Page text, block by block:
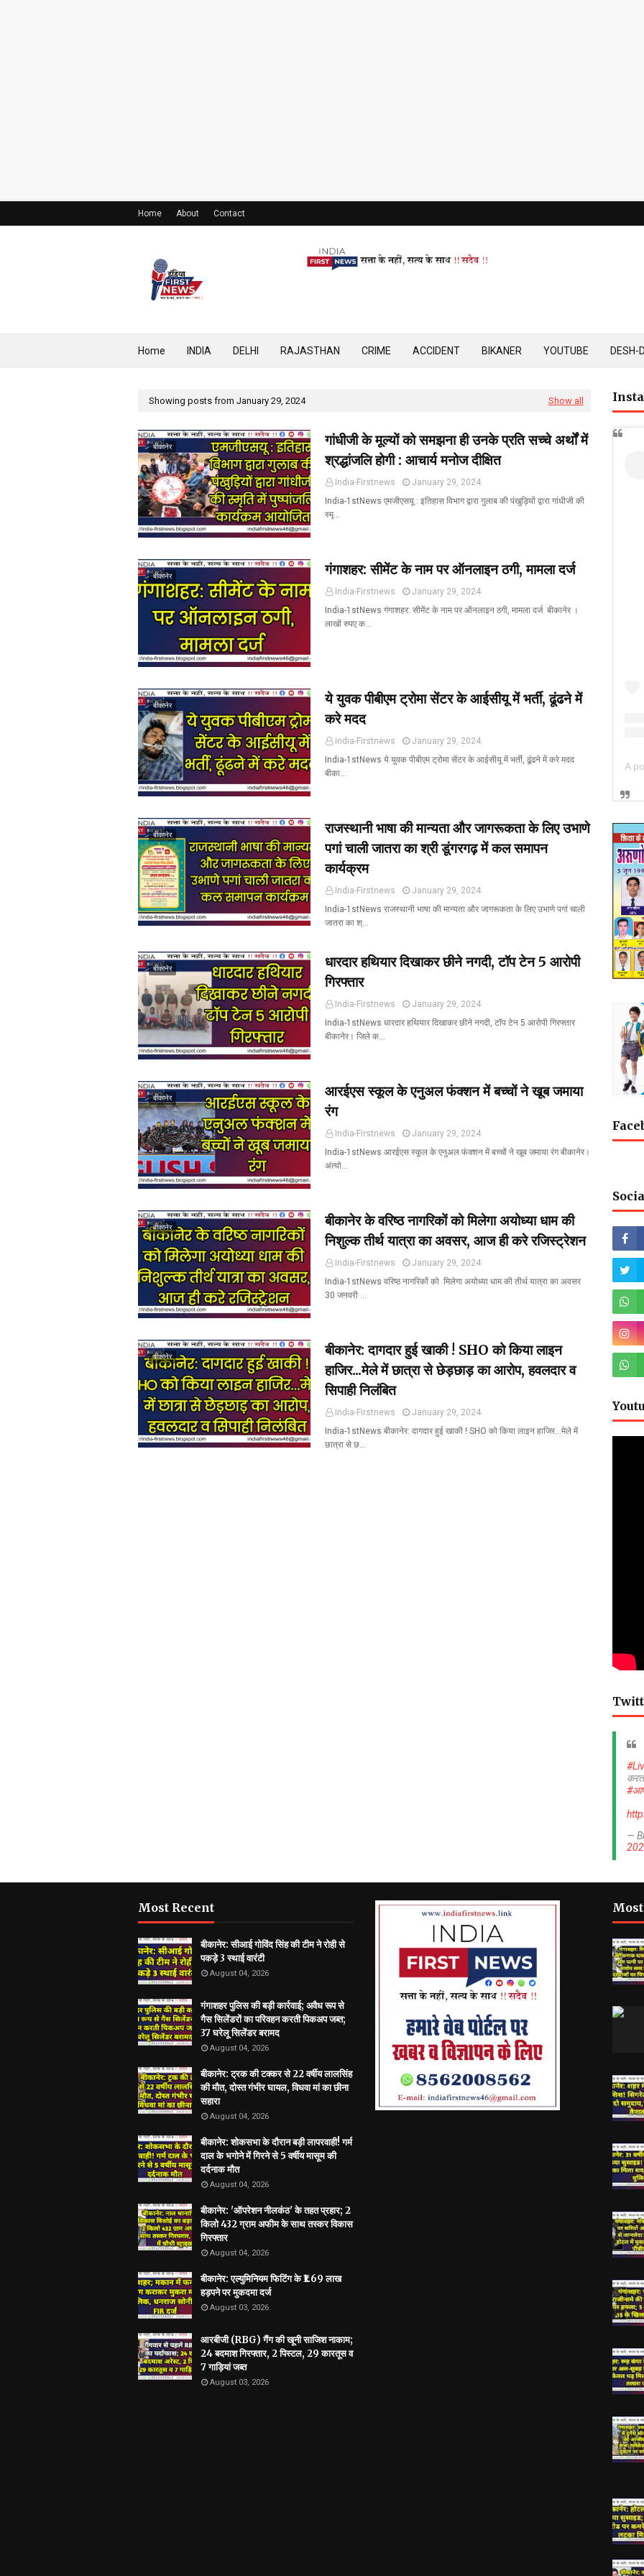
Home About Contact
Home INDIA DELHI RAJASTHAN CRIME ACCIDENT BIKANER YOUTUBE DESH-
Showing posts from January 29, 2024 Show all
बीकानेर
गांधीजी के मूल्यों को समझना ही उनके प्रति सच्चे अर्थों में
श्रद्धांजलि होगी : आचार्य मनोज दीक्षित
India-Firstnews
January 29, 2024
India-1stNews एमजीएसयू : इतिहास विभाग द्वारा गुलाब की पंखुड़ियों द्वारा गांधीजी की
स्मृ…
बीकानेर गंगाशहर: सीमेंट के नाम पर ऑनलाइन ठगी, मामला दर्ज
India-Firstnews
January 29, 2024
India-1stNews गंगाशहर: सीमेंट के नाम पर ऑनलाइन ठगी, मामला दर्ज बीकानेर ।
लाखों रुपए क…
बीकानेर
ये युवक पीबीएम ट्रोमा सेंटर के आईसीयू में भर्ती, ढूंढने में
करे मदद
India-Firstnews
January 29, 2024
India-1stNews ये युवक पीबीएम ट्रोमा सेंटर के आईसीयू में भर्ती, ढूंढने में करे मदद
बीका…
बीकानेर
राजस्थानी भाषा की मान्यता और जागरूकता के लिए उभाणे
पगां चाली जातरा का श्री डूंगरगढ़ में कल समापन
कार्यक्रम
India-Firstnews
January 29, 2024
India-1stNews राजस्थानी भाषा की मान्यता और जागरूकता के लिए उभाणे पगां चाली
जातरा का श्…
बीकानेर
धारदार हथियार दिखाकर छीने नगदी, टॉप टेन 5 आरोपी
गिरफ्तार
India-Firstnews
January 29, 2024
India-1stNews धारदार हथियार दिखाकर छीने नगदी, टॉप टेन 5 आरोपी गिरफ्तार
बीकानेर। जिले क…
बीकानेर
आरईएस स्कूल के एनुअल फंक्शन में बच्चों ने खूब जमाया
रंग
India-Firstnews
January 29, 2024
India-1stNews आरईएस स्कूल के एनुअल फंक्शन में बच्चों ने खूब जमाया रंग बीकानेर।
अंत्यो…
बीकानेर
बीकानेर के वरिष्ठ नागरिकों को मिलेगा अयोध्या धाम की
निशुल्क तीर्थ यात्रा का अवसर, आज ही करे रजिस्ट्रेशन
India-Firstnews
January 29, 2024
India-1stNews वरिष्ठ नागरिकों को मिलेगा अयोध्या धाम की तीर्थ यात्रा का अवसर
30 जनवरी …
बीकानेर
बीकानेर: दागदार हुई खाकी ! SHO को किया लाइन
हाजिर...मेले में छात्रा से छेड़छाड़ का आरोप, हवलदार व
सिपाही निलंबित
India-Firstnews
January 29, 2024
India-1stNews बीकानेर: दागदार हुई खाकी ! SHO को किया लाइन हाजिर...मेले में
छात्रा से छ…
—
Most Recent
बीकानेर: सीआई गोविंद सिंह की टीम ने रोही से
पकड़े 3 स्थाई वारंटी
August 04, 2026
गंगाशहर पुलिस की बड़ी कार्रवाई; अवैध रूप से
गैस सिलेंडरों का परिवहन करती पिकअप जब्त;
37 घरेलू सिलेंडर बरामद
August 04, 2026
बीकानेर: ट्रक की टक्कर से 22 वर्षीय लालसिंह
की मौत, दोस्त गंभीर घायल, विधवा मां का छीना
सहारा
August 04, 2026
बीकानेर: शोकसभा के दौरान बड़ी लापरवाही! गर्म
दाल के भगोने में गिरने से 5 वर्षीय मासूम की
दर्दनाक मौत
August 04, 2026
बीकानेर: 'ऑपरेशन नीलकंठ' के तहत प्रहार; 2
किलो 432 ग्राम अफीम के साथ तस्कर विकास
गिरफ्तार
August 04, 2026
बीकानेर: एल्युमिनियम फिटिंग के ₹1.69 लाख
हड़पने पर मुकदमा दर्ज
August 03, 2026
आरबीजी (RBG) गैंग की खूनी साजिश नाकाम;
24 बदमाश गिरफ्तार, 2 पिस्टल, 29 कारतूस व
7 गाड़ियां जब्त
August 03, 2026